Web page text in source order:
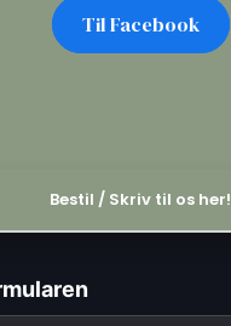
Til Facebook​
Bestil / Skriv til os her!